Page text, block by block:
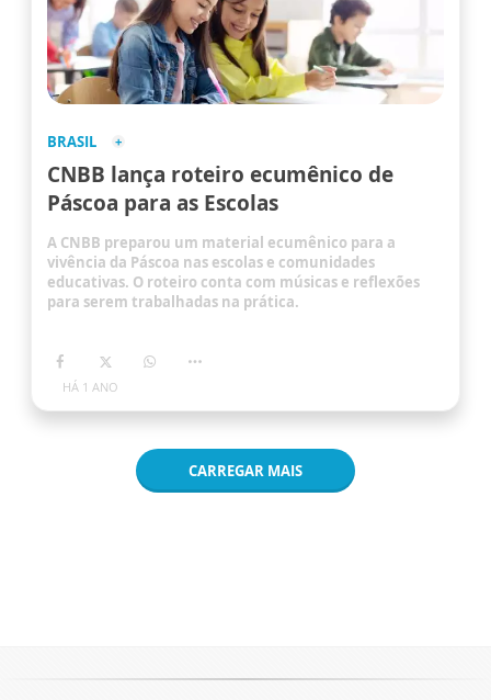
BRASIL
CNBB lança roteiro ecumênico de
Páscoa para as Escolas
A CNBB preparou um material ecumênico para a
vivência da Páscoa nas escolas e comunidades
educativas. O roteiro conta com músicas e reflexões
para serem trabalhadas na prática.
HÁ 1 ANO
CARREGAR MAIS